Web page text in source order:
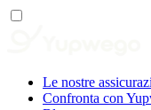
Le nostre
Confronta con